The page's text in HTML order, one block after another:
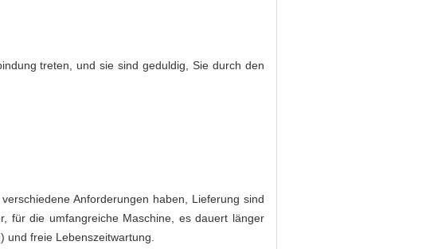
treten, und sie sind geduldig, Sie durch den
Anforderungen haben, Lieferung sind
für die umfangreiche Maschine, es dauert länger
freie Lebenszeitwartung.